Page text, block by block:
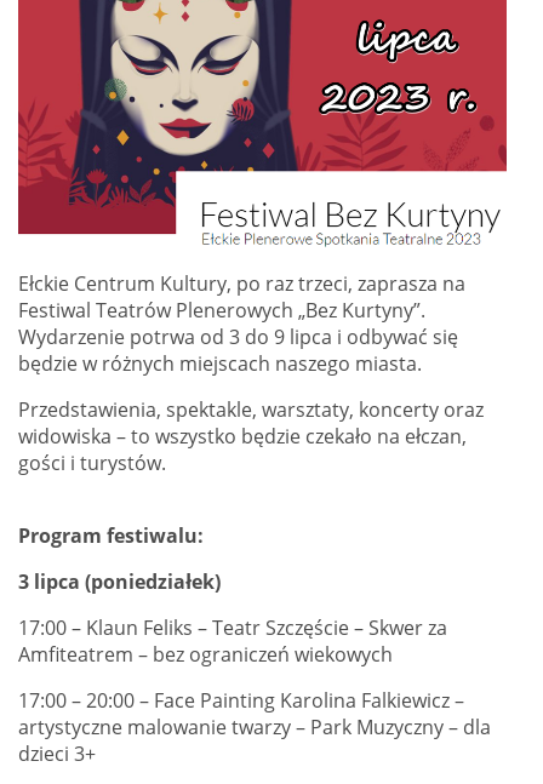
Ełckie Centrum Kultury, po raz trzeci, zaprasza na
Festiwal Teatrów Plenerowych „Bez Kurtyny”.
Wydarzenie potrwa od 3 do 9 lipca i odbywać się
będzie w różnych miejscach naszego miasta.
Przedstawienia, spektakle, warsztaty, koncerty oraz
widowiska – to wszystko będzie czekało na ełczan,
gości i turystów.
Program festiwalu:
3 lipca (poniedziałek)
17:00 – Klaun Feliks – Teatr Szczęście – Skwer za
Amfiteatrem – bez ograniczeń wiekowych
17:00 – 20:00 – Face Painting Karolina Falkiewicz –
artystyczne malowanie twarzy – Park Muzyczny – dla
dzieci 3+